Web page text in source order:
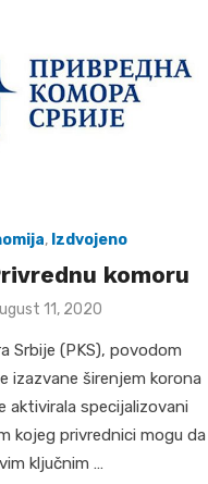
, Izdvojeno
komoru
11, 2020
Srbije (PKS), povodom
izazvane širenjem korona
aktivirala specijalizovani
kojeg privrednici mogu da
ključnim …